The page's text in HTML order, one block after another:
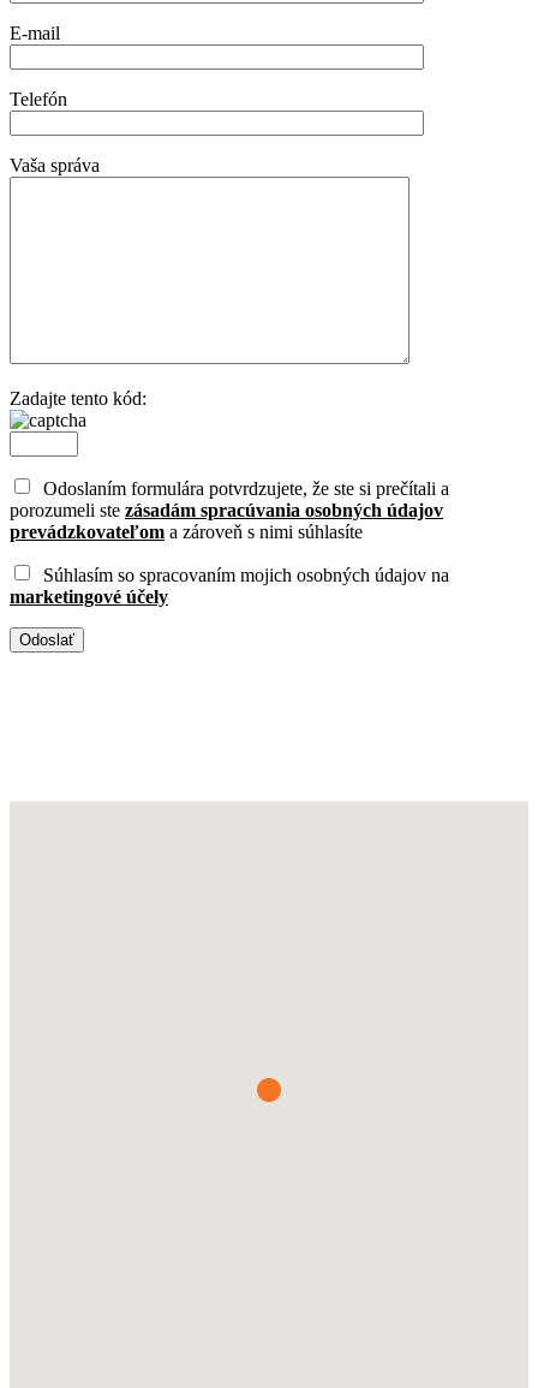
E-mail
Telefón
Vaša správa
Zadajte tento kód:
Odoslaním formulára potvrdzujete, že ste si prečítali a
porozumeli ste zásadám spracúvania osobných údajov
prevádzkovateľom a zároveň s nimi súhlasíte
Súhlasím so spracovaním mojich osobných údajov na
marketingové účely